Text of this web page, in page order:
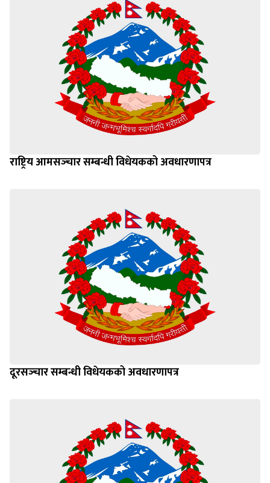
राष्ट्रिय आमसञ्‍चार सम्बन्धी विधेयकको अवधारणापत्र
दूरसञ्‍चार सम्बन्धी विधेयकको अवधारणापत्र